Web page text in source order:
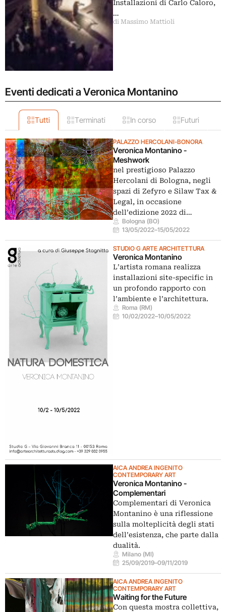
Installazioni di Carlo Caloro,
…
di Massimo Mattioli
Eventi dedicati a Veronica Montanino
Tutti Terminati In corso Futuri
PALAZZO HERCOLANI-BONORA
Veronica Montanino -
Meshwork
nel prestigioso Palazzo
Hercolani di Bologna, negli
spazi di Zefyro e Silaw Tax &
Legal, in occasione
dell’edizione 2022 di…
Bologna (BO)
13/05/2022–15/05/2022
STUDIO G ARTE ARCHITETTURA
Veronica Montanino
L’artista romana realizza
installazioni site-specific in
un profondo rapporto con
l’ambiente e l’architettura.
Roma (RM)
10/02/2022–10/05/2022
AICA ANDREA INGENITO
CONTEMPORARY ART
Veronica Montanino -
Complementari
Complementari di Veronica
Montanino è una riflessione
sulla molteplicità degli stati
dell’esistenza, che parte dalla
dualità.
Milano (MI)
25/09/2019–09/11/2019
AICA ANDREA INGENITO
CONTEMPORARY ART
Waiting for the Future
Con questa mostra collettiva,